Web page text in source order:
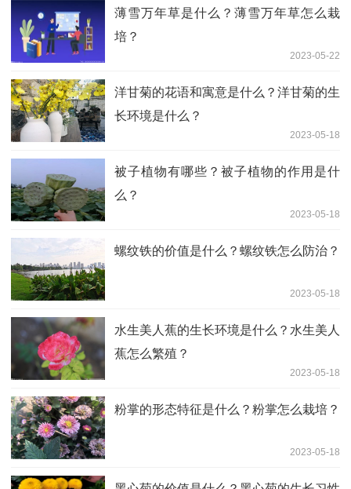
薄雪万年草是什么？薄雪万年草怎么栽
培？
2023-05-22
洋甘菊的花语和寓意是什么？洋甘菊的生
长环境是什么？
2023-05-18
被子植物有哪些？被子植物的作用是什
么？
2023-05-18
螺纹铁的价值是什么？螺纹铁怎么防治？
2023-05-18
水生美人蕉的生长环境是什么？水生美人
蕉怎么繁殖？
2023-05-18
粉掌的形态特征是什么？粉掌怎么栽培？
2023-05-18